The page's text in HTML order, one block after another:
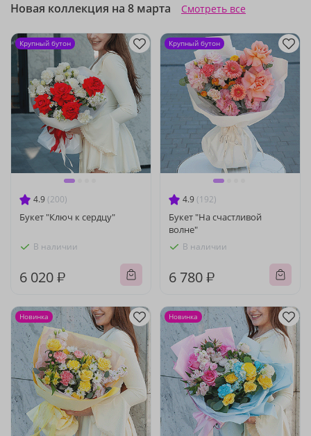
Новая коллекция на 8 марта Смотреть все
4.9 (200)
Букет "Ключ к сердцу"
В наличии
6 020 ₽
Крупный бутон
4.9 (192)
Букет "На счастливой
волне"
В наличии
6 780 ₽
Крупный бутон
Новинка Новинка